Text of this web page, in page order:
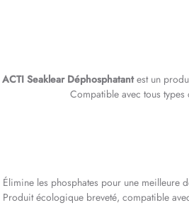
ACTI Seaklear Déphosphatantest un
Compatible avec tous
Élimine les phosphates pour une meilleure
Produit écologique breveté, compatible